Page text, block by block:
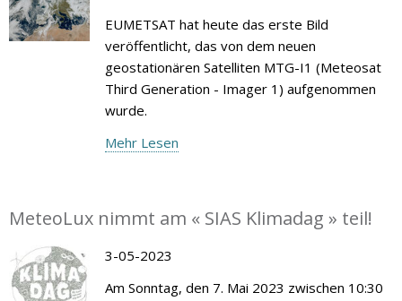
EUMETSAT hat heute das erste Bild
veröffentlicht, das von dem neuen
geostationären Satelliten MTG-I1 (Meteosat
Third Generation - Imager 1) aufgenommen
wurde.
Mehr Lesen
MeteoLux nimmt am « SIAS Klimadag » teil!
3-05-2023
Am Sonntag, den 7. Mai 2023 zwischen 10:30